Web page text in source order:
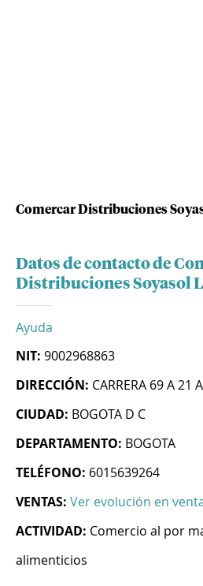
Comercar Distribuciones
Datos de contacto de
Distribuciones Soyasol
Ayuda
NIT: 9002968863
DIRECCIÓN: CARRERA 69 A 21
CIUDAD: BOGOTA D C
DEPARTAMENTO: BOGOTA
TELÉFONO: 6015639264
VENTAS: Ver evolución en
ACTIVIDAD: Comercio al por
alimenticios